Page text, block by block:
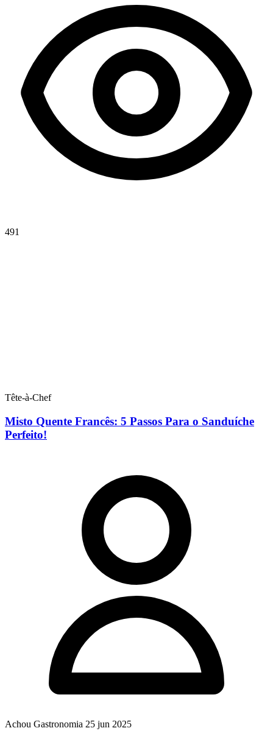
491
Tête-à-Chef
Misto Quente Francês: 5 Passos Para o Sanduíche
Perfeito!
Achou Gastronomia 25 jun 2025